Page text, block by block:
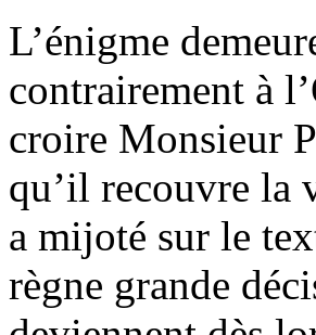
L’énigme
contrairement à
croire Monsieur
qu’il recouvre la
a mijoté sur le
règne grande